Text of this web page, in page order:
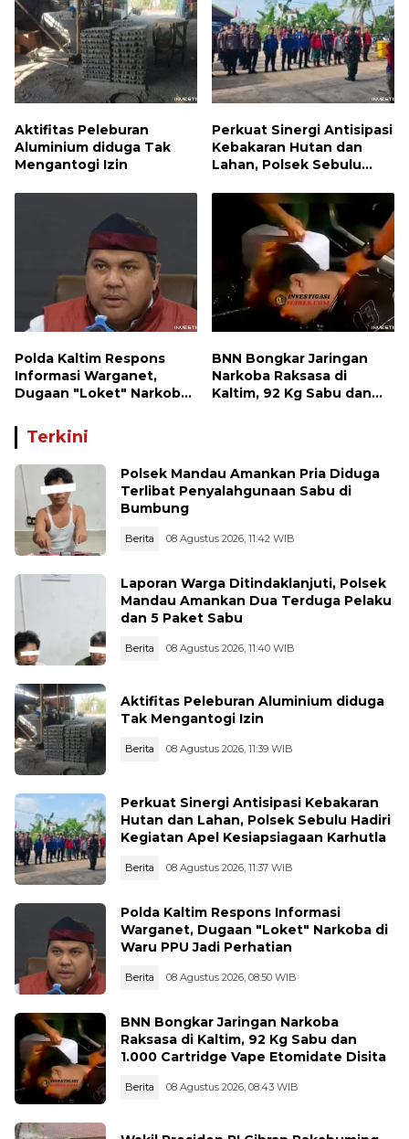
Aktifitas Peleburan
Aluminium diduga Tak
Mengantogi Izin
Perkuat Sinergi Antisipasi
Kebakaran Hutan dan
Lahan, Polsek Sebulu
Kesiapsiagaan Karhutla
Polda Kaltim Respons
Informasi Warganet,
Dugaan "Loket" Narkoba
Perhatian
BNN Bongkar Jaringan
Narkoba Raksasa di
Kaltim, 92 Kg Sabu dan
Terkini
Polsek Mandau Amankan Pria Diduga
Terlibat Penyalahgunaan Sabu di
Bumbung
Berita 08 Agustus 2026, 11:42 WIB
Laporan Warga Ditindaklanjuti, Polsek
Mandau Amankan Dua Terduga Pelaku
dan 5 Paket Sabu
Berita 08 Agustus 2026, 11:40 WIB
Aktifitas Peleburan Aluminium diduga
Tak Mengantogi Izin
Berita 08 Agustus 2026, 11:39 WIB
Perkuat Sinergi Antisipasi Kebakaran
Hutan dan Lahan, Polsek Sebulu Hadiri
Kegiatan Apel Kesiapsiagaan Karhutla
Berita 08 Agustus 2026, 11:37 WIB
Polda Kaltim Respons Informasi
Warganet, Dugaan "Loket" Narkoba di
Waru PPU Jadi Perhatian
Berita 08 Agustus 2026, 08:50 WIB
BNN Bongkar Jaringan Narkoba
Raksasa di Kaltim, 92 Kg Sabu dan
1.000 Cartridge Vape Etomidate Disita
Berita 08 Agustus 2026, 08:43 WIB